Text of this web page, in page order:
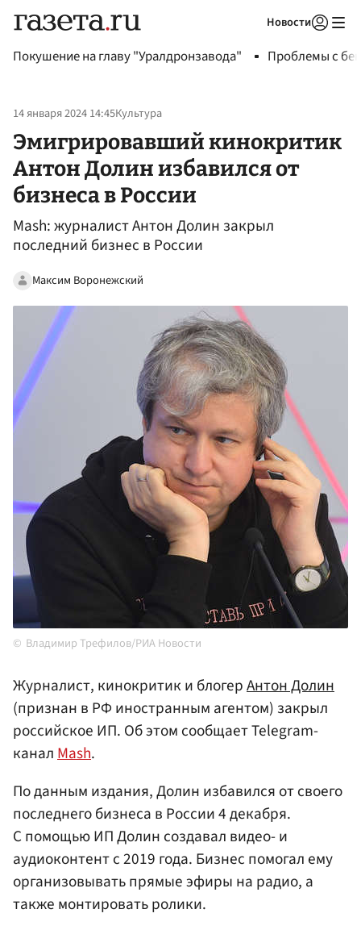
Новости
Покушение на главу "Уралдронзавода" Проблемы с
14 января 2024 14:45Культура
Эмигрировавший кинокритик
Антон Долин избавился от
бизнеса в России
Mash: журналист Антон Долин закрыл
последний бизнес в России
Максим Воронежский
Владимир Трефилов/РИА Новости
Журналист, кинокритик и блогерАнтон Долин
(признан в РФ иностранным агентом) закрыл
российское ИП. Об этом сообщает Telegram-
каналMash.
По данным издания, Долин избавился от своего
последнего бизнеса в России 4 декабря.
С помощью ИП Долин создавал видео- и
аудиоконтент с 2019 года. Бизнес помогал ему
организовывать прямые эфиры на радио, а
также монтировать ролики.